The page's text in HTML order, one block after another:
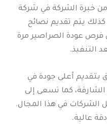
خبرة الشركة في شركة
يتم تقديم نصائح
فرص عودة الصراصير مرة
التنفيذ.
بتقديم أعلى جودة في
كما تسعى إلى
الشركات في هذا المجال.
عالية.